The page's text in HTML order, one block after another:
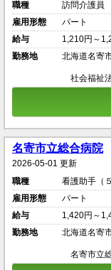
職種
訪問介護
雇用形態
パート
給与
1,210円～
勤務地
北海道名寄
社会福祉
名寄市立総合病院
2026-05-01 更新
職種
看護助手（
雇用形態
パート
給与
1,420円～
勤務地
北海道名寄
名寄市立